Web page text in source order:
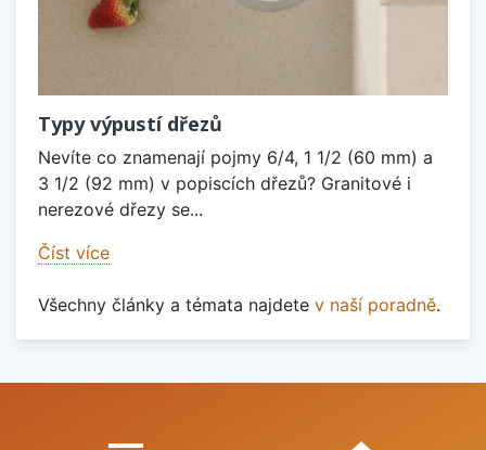
Typy výpustí dřezů
Nevíte co znamenají pojmy 6/4, 1 1/2 (60 mm) a
3 1/2 (92 mm) v popiscích dřezů? Granitové i
nerezové dřezy se...
Číst více
Všechny články a témata najdete v naší poradně.